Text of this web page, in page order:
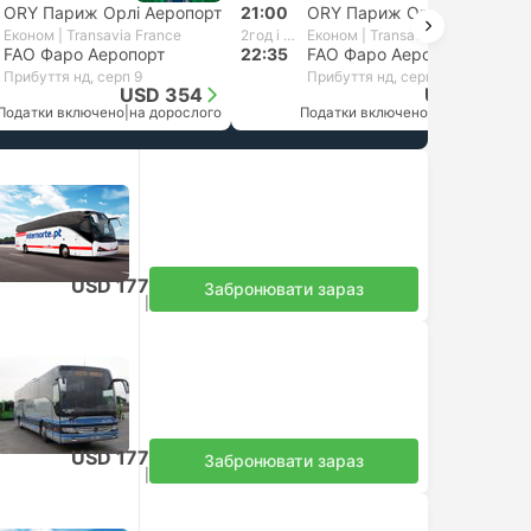
ORY Париж Орлі Аеропорт
Економ | Transavia France
FAO Фаро Аеропорт
Прибуття нд, серп 9
USD 354
включено на дорослого
21:00 ORY Париж Орлі Аеропорт
2год і 35хв Економ | Transavia France
22:35 FAO Фаро Аеропорт
Прибуття нд, серп 9
USD 259
Податки включено
|Нормальний
USD 177
Податки включено
на дорослого
Забронювати зараз
USD 177
Податки включено
на дорослого
Забронювати зараз